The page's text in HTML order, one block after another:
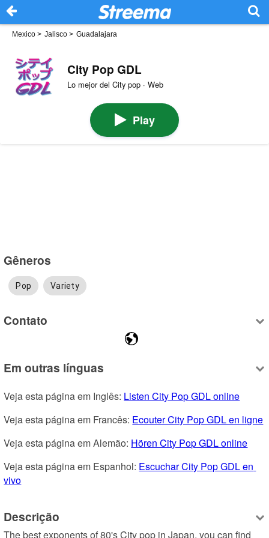
Mexico > Jalisco > Guadalajara
City Pop GDL
Lo mejor del City pop · Web
Play
Gêneros
Pop Variety
Contato
Em outras línguas
Veja esta página em Inglês: Listen City Pop GDL online
Veja esta página em Francês: Ecouter City Pop GDL en ligne
Veja esta página em Alemão: Hören City Pop GDL online
Veja esta página em Espanhol: Escuchar City Pop GDL en
vivo
Descrição
The best exponents of 80's City pop in Japan, you can find